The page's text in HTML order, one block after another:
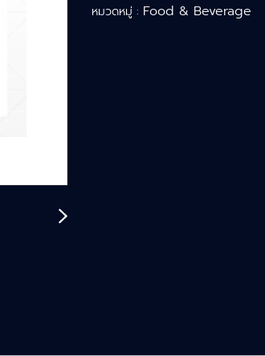
หมวดหมู่ : Food & Beverage